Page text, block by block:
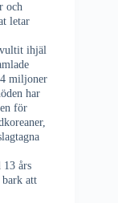
och
letar
ihjäl
miljoner
har
för
13 års
att